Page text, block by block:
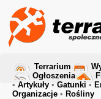
Terrarium
Ogłoszenia
• Artykuły • Gatunki •
Organizacje • Rośliny